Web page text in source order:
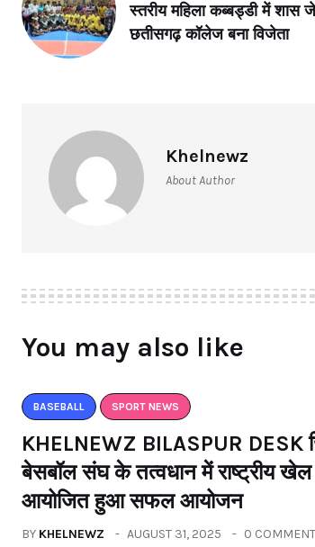
स्तरीय महिला कब्बड्डी में शास
छतीसगढ़ कॉलेज बना विजेता
Khelnewz
About Author
You may also like
BASEBALL SPORT NEWS
KHELNEWZ BILASPUR DESK
बेसबॉल संघ के तत्वधान में राष्ट्रीय खेल
आयोजित हुआ सफल आयोजन
BY KHELNEWZ AUGUST 31, 2025 0